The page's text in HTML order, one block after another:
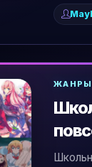
ЖАНРЫ